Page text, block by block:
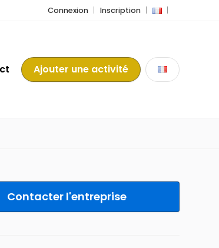
Connexion Inscription
Ajouter une activité
Contacter l'entreprise